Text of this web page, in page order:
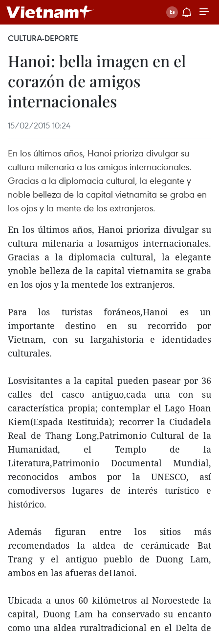
CULTURA-DEPORTE
Hanoi: bella imagen en el
corazón de amigos
internacionales
15/02/2015 10:24
En los últimos años, Hanoi prioriza divulgar su
cultura milenaria a los amigos internacionales.
Gracias a la diplomacia cultural, la elegante y
noble belleza de la capital vietnamita se graba en
los ojos y la mente de los extranjeros.
En los últimos años, Hanoi prioriza divulgar su
cultura milenaria a losamigos internacionales.
Gracias a la diplomacia cultural, la elegante
ynoble belleza de la capital vietnamita se graba
en los ojos y la mentede los extranjeros.
Para los turistas foráneos,Hanoi es un
importante destino en su recorrido por
Vietnam, con su largahistoria e identidades
culturales.
Losvisitantes a la capital pueden pasear por 36
calles del casco antiguo,cada una con su
característica propia; contemplar el Lago Hoan
Kiem(Espada Restituida); recorrer la Ciudadela
Real de Thang Long,Patrimonio Cultural de la
Humanidad, el Templo de la
Literatura,Patrimonio Documental Mundial,
reconocidos ambos por la UNESCO, así
comodiversos lugares de interés turístico e
histórico.
Además figuran entre los sitios más
recomendados la aldea de cerámicade Bat
Trang y el antiguo pueblo de Duong Lam,
ambos en las afueras deHanoi.
Ubicada a unos 60 kilómetros al Noroestede la
capital, Duong Lam ha conservado su encanto
como una aldea ruraltradicional en el Delta de